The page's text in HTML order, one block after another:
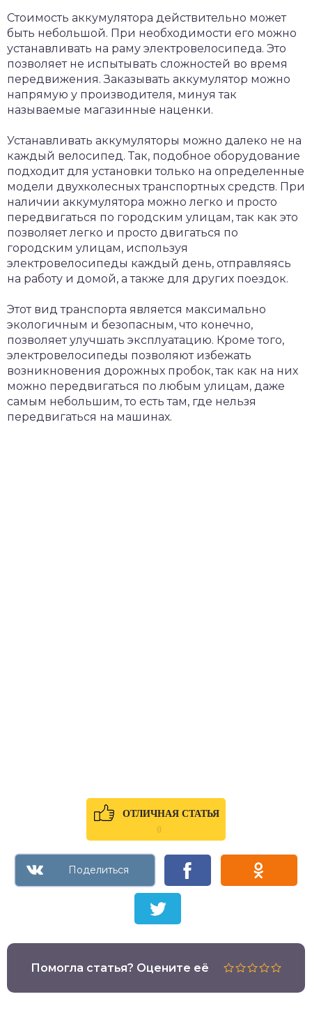
Стоимость аккумулятора действительно может
быть небольшой. При необходимости его можно
устанавливать на раму электровелосипеда. Это
позволяет не испытывать сложностей во время
передвижения. Заказывать аккумулятор можно
напрямую у производителя, минуя так
называемые магазинные наценки.
Устанавливать аккумуляторы можно далеко не на
каждый велосипед. Так, подобное оборудование
подходит для установки только на определенные
модели двухколесных транспортных средств. При
наличии аккумулятора можно легко и просто
передвигаться по городским улицам, так как это
позволяет легко и просто двигаться по
городским улицам, используя
электровелосипеды каждый день, отправляясь
на работу и домой, а также для других поездок.
Этот вид транспорта является максимально
экологичным и безопасным, что конечно,
позволяет улучшать эксплуатацию. Кроме того,
электровелосипеды позволяют избежать
возникновения дорожных пробок, так как на них
можно передвигаться по любым улицам, даже
самым небольшим, то есть там, где нельзя
передвигаться на машинах.
ОТЛИЧНАЯ СТАТЬЯ
0
Помогла статья? Оцените её